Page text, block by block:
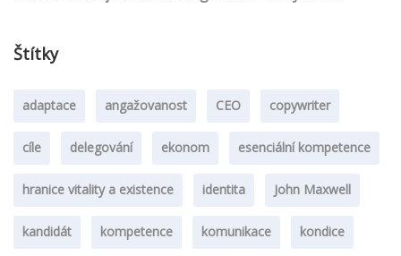
Štítky
adaptace angažovanost CEO copywriter
cíle delegování ekonom esenciální kompetence
hranice vitality a existence identita John Maxwell
kandidát kompetence komunikace kondice